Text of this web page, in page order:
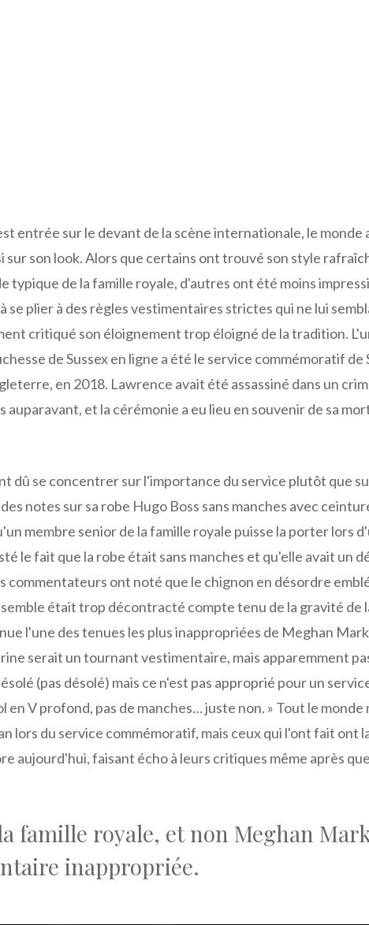
entrée sur le devant de la scène internationale, le monde
sur son look. Alors que certains ont trouvé son style
typique de la famille royale, d'autres ont été moins
se plier à des règles vestimentaires strictes qui ne lui
critiqué son éloignement trop éloigné de la tradition.
de Sussex en ligne a été le service commémoratif de
en 2018. Lawrence avait été assassiné dans un
et la cérémonie a eu lieu en souvenir de sa
dû se concentrer sur l'importance du service plutôt que
notes sur sa robe Hugo Boss sans manches avec
membre senior de la famille royale puisse la porter lors
le fait que la robe était sans manches et qu'elle avait un
commentateurs ont noté que le chignon en désordre
était trop décontracté compte tenu de la gravité de
l'une des tenues les plus inappropriées de Meghan
serait un tournant vestimentaire, mais apparemment
(pas désolé) mais ce n'est pas approprié pour un
V profond, pas de manches… juste non. » Tout le monde
lors du service commémoratif, mais ceux qui l'ont fait ont
aujourd'hui, faisant écho à leurs critiques même après
famille royale, et non Meghan
inappropriée.